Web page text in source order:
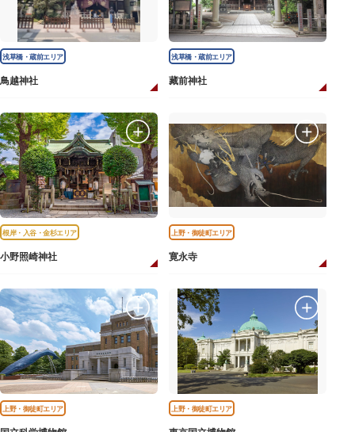
浅草橋・蔵前エリア
鳥越神社
浅草橋・蔵前エリア
藏前神社
根岸・入谷・金杉エリア
小野照崎神社
上野・御徒町エリア
寛永寺
上野・御徒町エリア 上野・御徒町エリア